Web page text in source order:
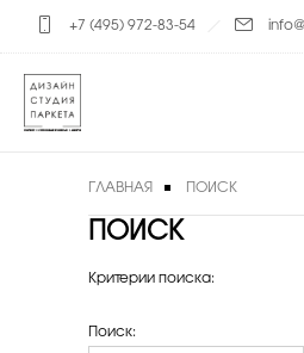
+7 (495) 972-83-54
ГЛАВНАЯ ПОИСК
ПОИСК
Критерии поиска:
Поиск: